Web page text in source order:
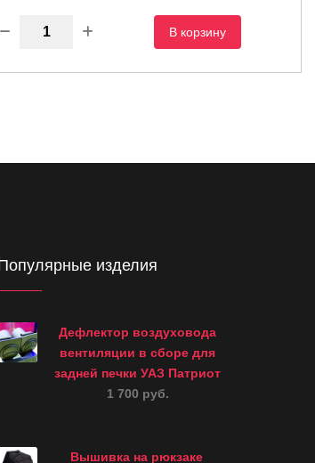
В корзину
изделия
Дефлектор воздуховода
вентиляции в сборе для
задней печки УАЗ Патриот
1 700 руб.
Вышивка на рюкзаке